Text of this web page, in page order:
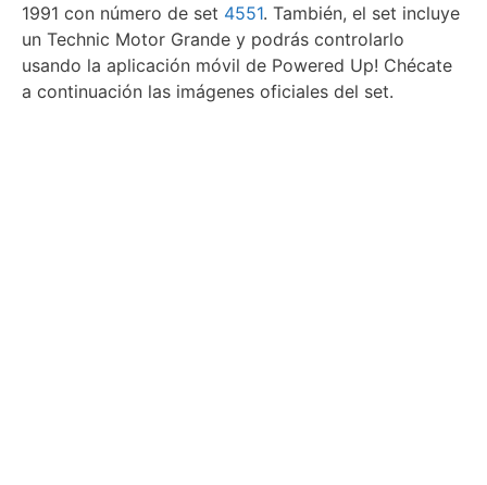
1991 con número de set 4551. También, el set incluye
un Technic Motor Grande y podrás controlarlo
usando la aplicación móvil de Powered Up! Chécate
a continuación las imágenes oficiales del set.